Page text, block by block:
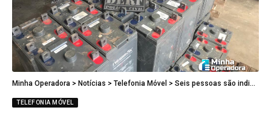
Minha Operadora > Notícias > Telefonia Móvel > Seis pessoas são indiciadas por roubo de baterias das operadoras
TELEFONIA MÓVEL